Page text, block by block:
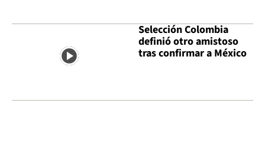
Selección Colombia
definió otro amistoso
tras confirmar a México